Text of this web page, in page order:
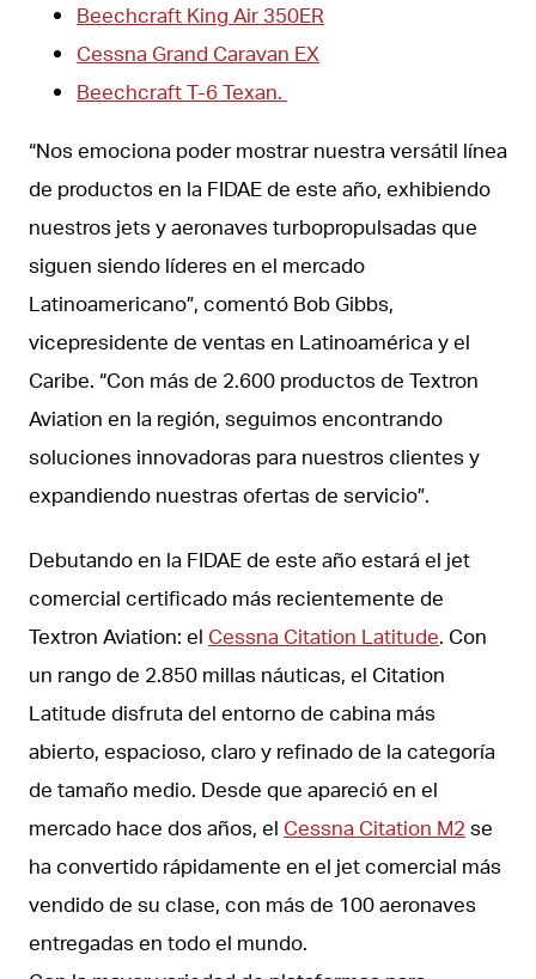
Beechcraft King Air 350ER
Cessna Grand Caravan EX
Beechcraft T-6 Texan.
“Nos emociona poder mostrar nuestra versátil línea
de productos en la FIDAE de este año, exhibiendo
nuestros jets y aeronaves turbopropulsadas que
siguen siendo líderes en el mercado
Latinoamericano”, comentó Bob Gibbs,
vicepresidente de ventas en Latinoamérica y el
Caribe. “Con más de 2.600 productos de Textron
Aviation en la región, seguimos encontrando
soluciones innovadoras para nuestros clientes y
expandiendo nuestras ofertas de servicio”.
Debutando en la FIDAE de este año estará el jet
comercial certificado más recientemente de
Textron Aviation: el Cessna Citation Latitude. Con
un rango de 2.850 millas náuticas, el Citation
Latitude disfruta del entorno de cabina más
abierto, espacioso, claro y refinado de la categoría
de tamaño medio. Desde que apareció en el
mercado hace dos años, el Cessna Citation M2 se
ha convertido rápidamente en el jet comercial más
vendido de su clase, con más de 100 aeronaves
entregadas en todo el mundo.